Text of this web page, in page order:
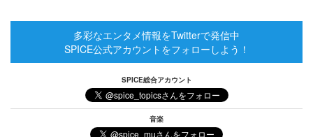
多彩なエンタメ情報をTwitterで発信中
SPICE公式アカウントをフォローしよう！
SPICE総合アカウント
音楽